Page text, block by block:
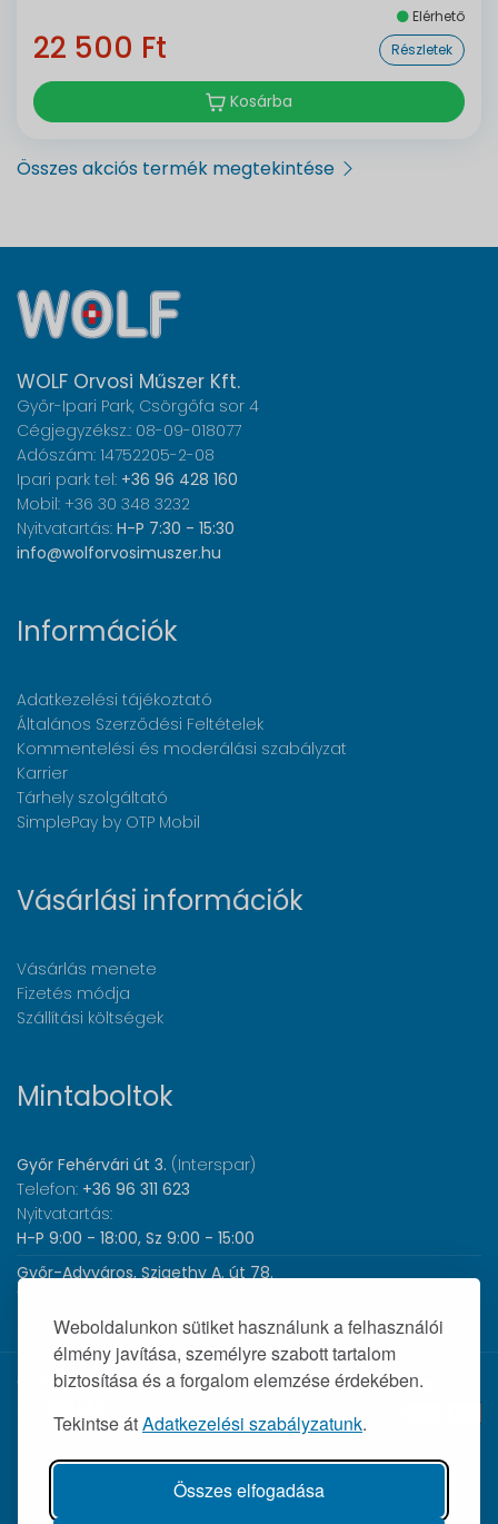
Weboldalunkon sütiket használunk a felhasználói
élmény javítása, személyre szabott tartalom
biztosítása és a forgalom elemzése érdekében.
Tekintse átAdatkezelési szabályzatunk.
Összes elfogadása
Elérhető
22 500 Ft Részletek
Kosárba
Összes akciós termék megtekintése
WOLF Orvosi Műszer Kft.
Győr-Ipari Park, Csörgőfa sor 4
Cégjegyzéksz.: 08-09-018077
Adószám: 14752205-2-08
Ipari park tel: +36 96 428 160
Mobil: +36 30 348 3232
Nyitvatartás: H-P 7:30 - 15:30
info@wolforvosimuszer.hu
Információk
Adatkezelési tájékoztató
Általános Szerződési Feltételek
Kommentelési és moderálási szabályzat
Karrier
Tárhely szolgáltató
SimplePay by OTP Mobil
Vásárlási információk
Vásárlás menete
Fizetés módja
Szállítási költségek
Mintaboltok
Győr Fehérvári út 3. (Interspar)
Telefon: +36 96 311 623
Nyitvatartás:
H-P 9:00 - 18:00, Sz 9:00 - 15:00
Győr-Adyváros, Szigethy A. út 78.
Telefon:
Nyitvatartás:H-P 8:00 - 17:00
© 2026 Wolf Orvosi Műszer Kft. |